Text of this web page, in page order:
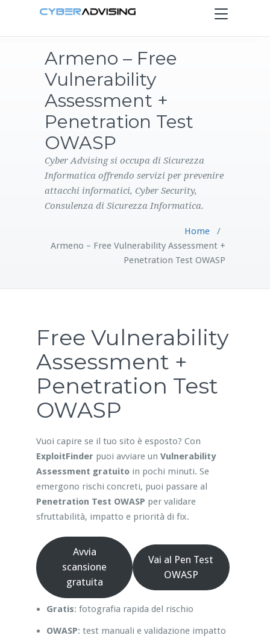
Toggle
navigation
PRODOTTI
CONTATTI
Armeno – Free
Vulnerability
Assessment +
Penetration Test
OWASP
Cyber Advising si occupa di Sicurezza
Informatica offrendo servizi per prevenire
attacchi informatici, Cyber Security,
Consulenza di Sicurezza Informatica.
Home/
Armeno – Free Vulnerability Assessment +
Penetration Test OWASP
Free Vulnerability
Assessment +
Penetration Test
OWASP
Vuoi capire se il tuo sito è esposto? Con
ExploitFinder puoi avviare un Vulnerability
Assessment gratuitoin pochi minuti. Se
emergono rischi concreti, puoi passare al
Penetration Test OWASP per validare
sfruttabilità, impatto e priorità di fix.
Avvia
scansione
gratuita
Vai al Pen Test
OWASP
Gratis: fotografia rapida del rischio
OWASP: test manuali e validazione impatto